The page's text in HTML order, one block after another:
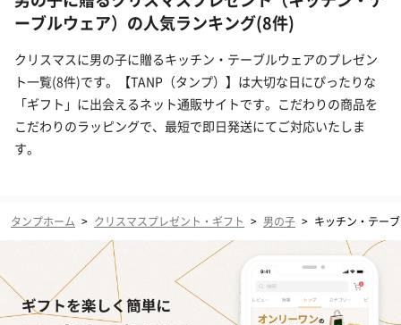
ーブルウェア）の人気ランキング(8件)
クリスマスに男の子に贈るキッチン・テーブルウェアのプレゼン
ト一覧(8件)です。【TANP（タンプ）】は大切な日にぴったりな
「ギフト」に出会えるネット通販サイトです。こだわりの商品を
こだわりのラッピングで、最短で即日発送にてご対応いたしま
す。
タンプホーム > クリスマスプレゼント・ギフト > 男の子 > キッチン・テー